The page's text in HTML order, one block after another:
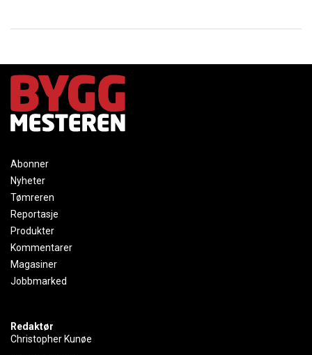
Abonner
Nyheter
Tømreren
Reportasje
Produkter
Kommentarer
Magasiner
Jobbmarked
Redaktør
Christopher Kunøe